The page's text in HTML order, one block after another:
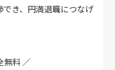
でき、円満退職につなげ
無料 ／